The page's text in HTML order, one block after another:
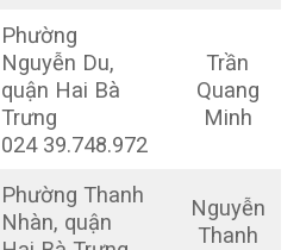
Phường
Nguyễn Du,
quận Hai Bà
Trưng
024 39.748.972
Trần
Quang
Minh
Phường Thanh
Nhàn, quận
Nguyễn
Thanh